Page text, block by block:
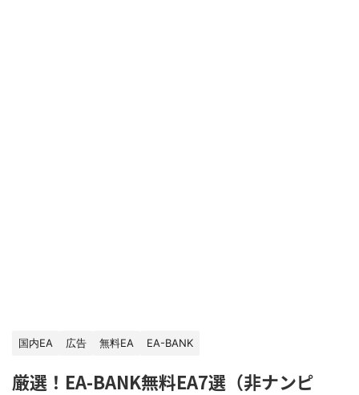
国内EA 広告 無料EA EA-BANK
厳選！EA-BANK無料EA7選（非ナンピ